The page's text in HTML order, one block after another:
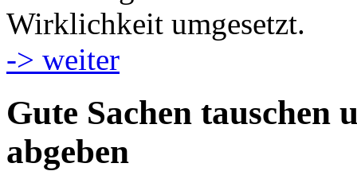
Wirklichkeit umgesetzt.
-> weiter
Gute Sachen tauschen
abgeben